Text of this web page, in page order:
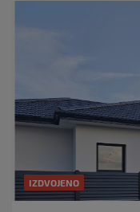
IZDVOJENO